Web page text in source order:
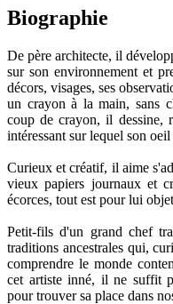
Biographie
De père architecte, il
sur son environnement et
décors, visages, ses
un crayon à la main, sans
coup de crayon, il dessine,
intéressant sur lequel son
Curieux et créatif, il aime
vieux papiers journaux et
écorces, tout est pour lui
Petit-fils d'un grand chef
traditions ancestrales qui,
comprendre le monde
cet artiste inné, il ne suffit
pour trouver sa place dans